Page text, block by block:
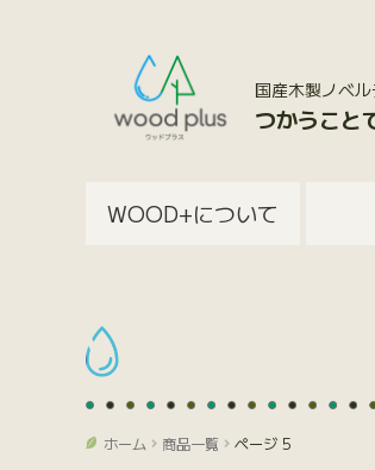
国産木製ノベ
つかうこと
WOOD+について
ホーム 商品一覧 ページ 5